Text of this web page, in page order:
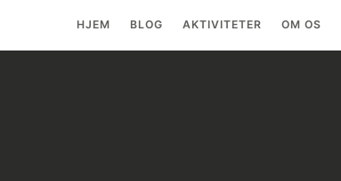
HJEM BLOG AKTIVITETER OM OS